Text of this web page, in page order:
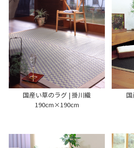
国産い草のラグ | 掛川織
190cm×190cm